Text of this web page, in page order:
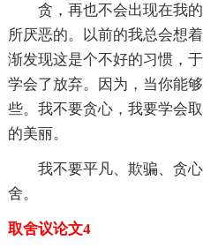
贪，再也不会出现在我
所厌恶的。以前的我总会想
渐发现这是个不好的习惯，
学会了放弃。因为，当你能
些。我不要贪心，我要学会
的美丽。
我不要平凡、欺骗、贪
舍。
取舍议论文4